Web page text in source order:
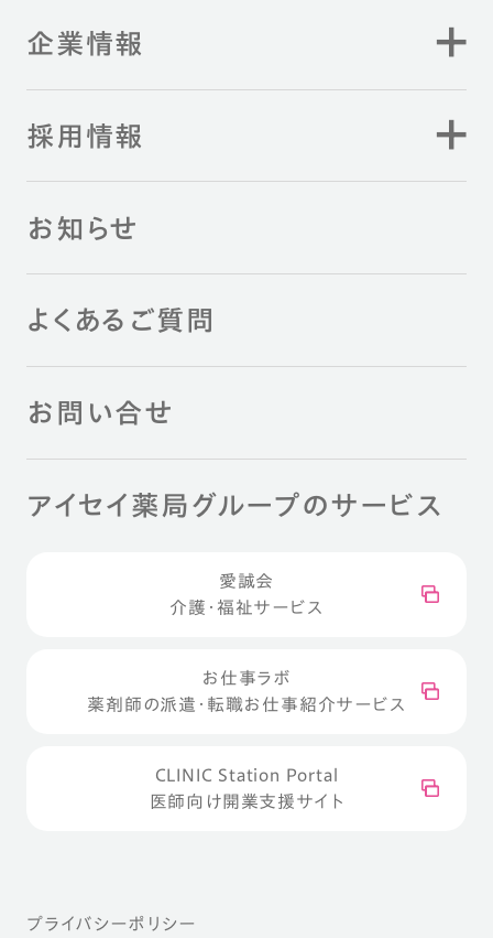
企業情報
採用情報
お知らせ
よくあるご質問
お問い合せ
アイセイ薬局グループのサービス
愛誠会
介護・福祉サービス
お仕事ラボ
薬剤師の派遣・転職お仕事紹介サービス
CLINIC Station Portal
医師向け開業支援サイト
プライバシーポリシー